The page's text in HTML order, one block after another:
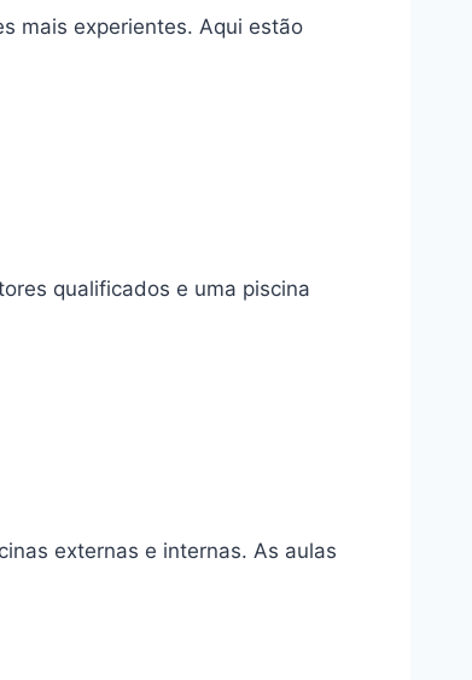
mais experientes. Aqui estão
qualificados e uma piscina
externas e internas. As aulas